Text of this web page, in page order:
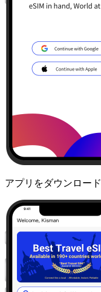
アプリをダウンロード